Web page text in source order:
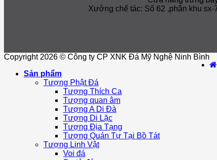
Xưởng chế tác: Số 62 ,phân khu
Copyright 2026 © Công ty CP XNK Đá Mỹ Nghệ Ninh Bình
Sản phẩm
Tượng Phật Đá
Tượng Thích Ca
Tượng quan âm
Tượng A Di Đà
Tượng Di Lặc
Tượng Địa Tạng
Tượng Quán Tự Tại Bồ Tát
Tượng Linh Vật
Voi đá